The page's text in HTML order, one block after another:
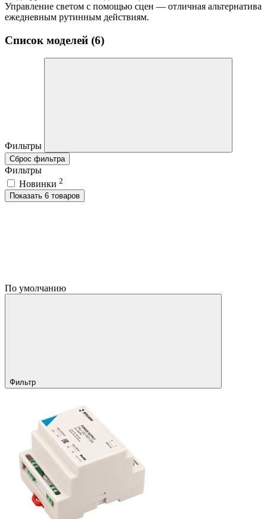
Управление светом с помощью сцен — отличная альтернатива
ежедневным рутинным действиям.
Список моделей (6)
Фильтры
Сброс фильтра
Фильтры
Новинки 2
Показать 6 товаров
По умолчанию
Фильтр